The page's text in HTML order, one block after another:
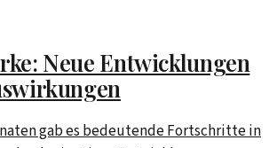
Neue Entwicklungen
gab es bedeutende Fortschritte in